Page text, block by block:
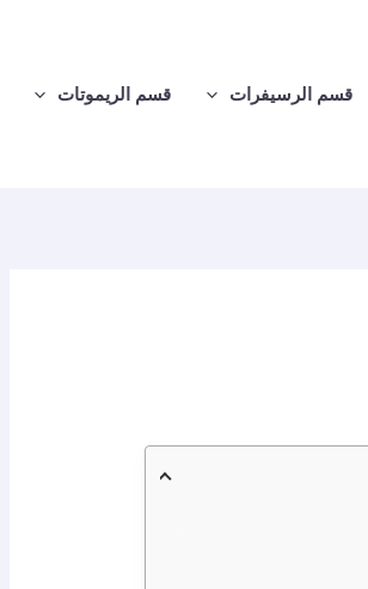
قسم الرسيفرات قسم الريموتات